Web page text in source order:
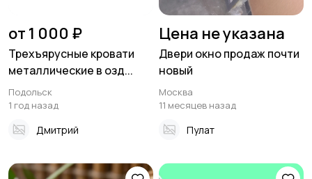
от 1 000 ₽
Трехъярусные кровати
металлические в озд...
Подольск
1 год назад
Дмитрий
Цена не указана
Двери окно продаж почти
новый
Москва
11 месяцев назад
Пулат